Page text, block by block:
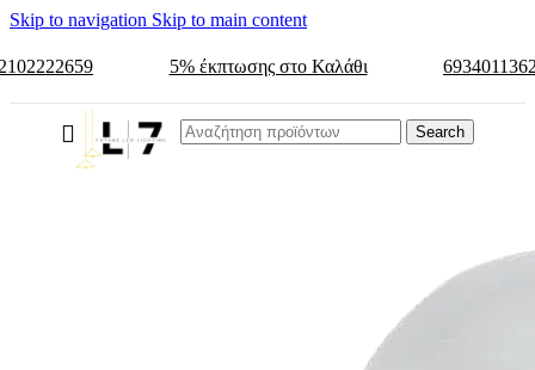
Skip to navigation Skip to main content
5% έκπτωσης στο Καλάθι
Search